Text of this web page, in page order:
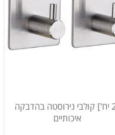
[2 יח'] קולבי נירוסטה בהדבקה
איכותיים